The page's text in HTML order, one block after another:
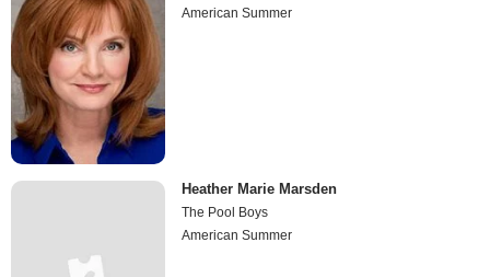
American Summer
Heather Marie Marsden
The Pool Boys
American Summer